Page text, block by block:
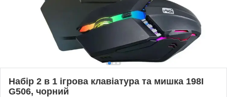
Набір 2 в 1 ігрова клавіатура та мишка 198I
G506, чорний